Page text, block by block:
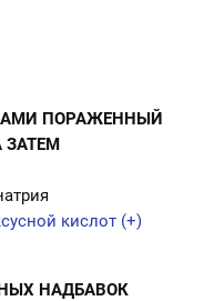
ПОРАЖЕННЫЙ
кислот (+)
НАДБАВОК